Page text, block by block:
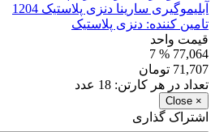
آبلیموگیری سارینا دنزی پلاستیک 1204
تامین کننده: دنزی پلاستیک
قیمت واحد
77,064
% 7
71,707 تومان
تعداد در هر کارتن: 18 عدد
×
Close
اشتراک گذاری